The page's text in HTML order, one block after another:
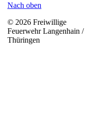
Nach oben
© 2026 Freiwillige
Feuerwehr Langenhain /
Thüringen